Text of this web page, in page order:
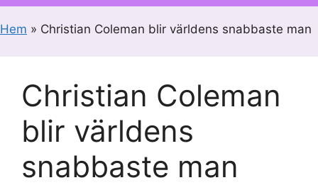
Hem » Christian Coleman blir världens snabbaste man
Christian Coleman
blir världens
snabbaste man